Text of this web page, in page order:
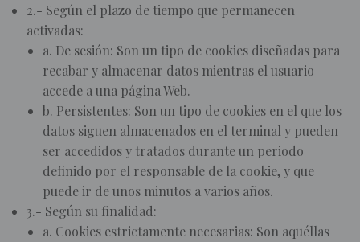
2.- Según el plazo de tiempo que permanecen
activadas:
a. De sesión: Son un tipo de cookies diseñadas para
recabar y almacenar datos mientras el usuario
accede a una página Web.
b. Persistentes: Son un tipo de cookies en el que los
datos siguen almacenados en el terminal y pueden
ser accedidos y tratados durante un periodo
definido por el responsable de la cookie, y que
puede ir de unos minutos a varios años.
3.- Según su finalidad:
a. Cookies estrictamente necesarias: Son aquéllas